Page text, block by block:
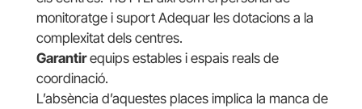
monitoratge i suport Adequar les dotacions a la
complexitat dels centres.
Garantirequips estables i espais reals de
coordinació.
L’absència d’aquestes places implica la manca de